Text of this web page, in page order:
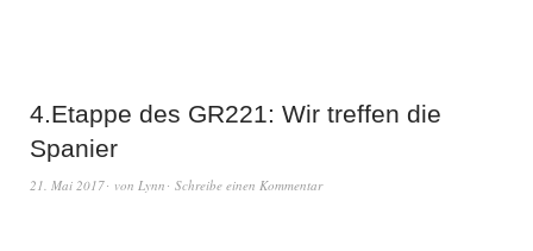
4.Etappe des GR221: Wir treffen die
Spanier
21. Mai 2017 von Lynn Schreibe einen Kommentar